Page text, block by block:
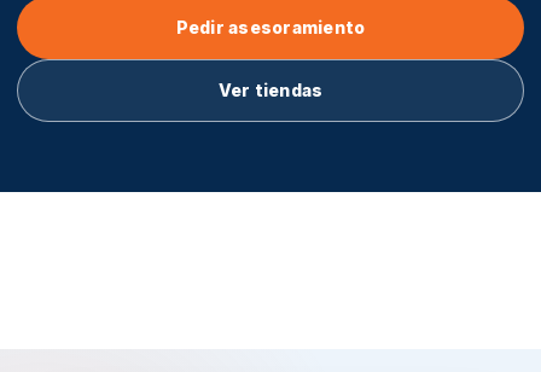
Pedir asesoramiento
Ver tiendas